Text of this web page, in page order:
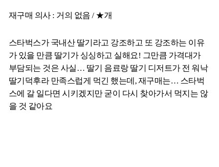
재구매 의사 : 거의 없음 / ★개
스타벅스가 국내산 딸기라고 강조하고 또 강조하는 이유
가 있을 만큼 딸기가 싱싱하고 실해요! 그만큼 가격대가
부담되는 것은 사실… 딸기 음료랑 딸기 디저트가 전 워낙
딸기덕후라 만족스럽게 먹긴 했는데, 재구매는… 스타벅
스에 갈 일다면 시키겠지만 굳이 다시 찾아가서 먹지는 않
을 것 같아요